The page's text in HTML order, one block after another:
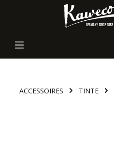
ACCESSOIRES TINTE